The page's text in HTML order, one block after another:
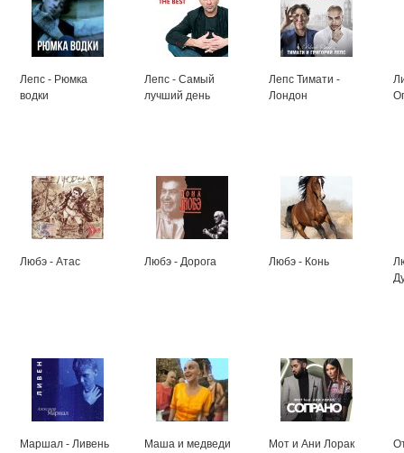
Лепс - Рюмка
водки
Лепс - Самый
лучший день
Лепс Тимати -
Лондон
Любэ - Атас Любэ - Дорога Любэ - Конь
Маршал - Ливень
Маша и медведи
Мот и Ани Лорак